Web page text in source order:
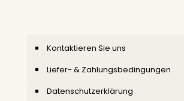
Kontaktieren Sie uns
Liefer- & Zahlungsbedingungen
Datenschutzerklärung